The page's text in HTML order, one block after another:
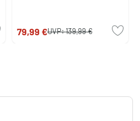
79,99 €UVP:139,99 €